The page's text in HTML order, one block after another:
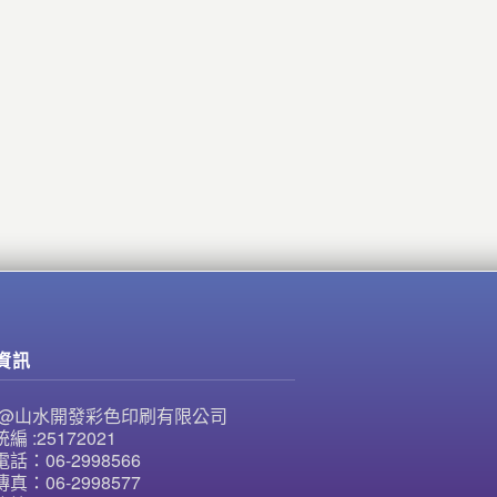
訊
山水開發彩色印刷有限公司
編 :25172021
話：06-2998566
真：06-2998577